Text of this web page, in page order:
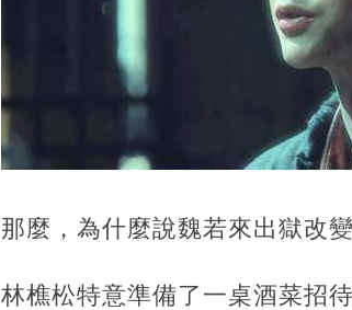
那麼，為什麼說魏若來出獄改
林樵松特意準備了一桌酒菜招